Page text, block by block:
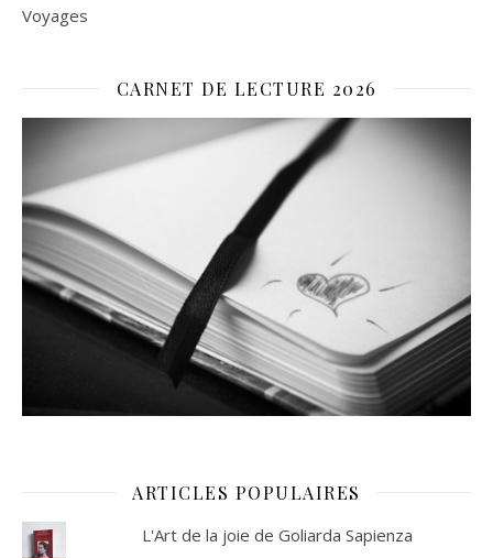
Voyages
CARNET DE LECTURE 2026
ARTICLES POPULAIRES
L'Art de la joie de Goliarda Sapienza